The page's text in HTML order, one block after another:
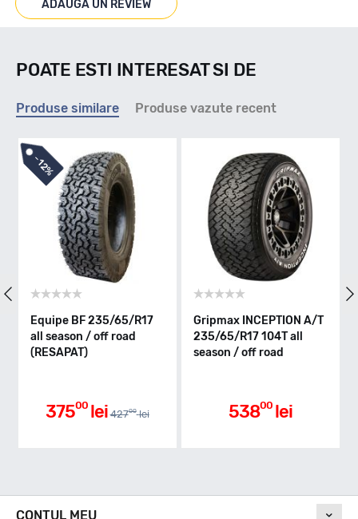
Indice viteza
S
Indice greutate
ADAUGA UN REVIEW
POATE ESTI INTERESAT SI DE
Produse similare Produse vazute recent
BF 235/65/R17
/ off road
lei 427 00 lei
Gripmax INCEPTION A/T
235/65/R17 104T all
season / off road
lei
CONTUL MEU